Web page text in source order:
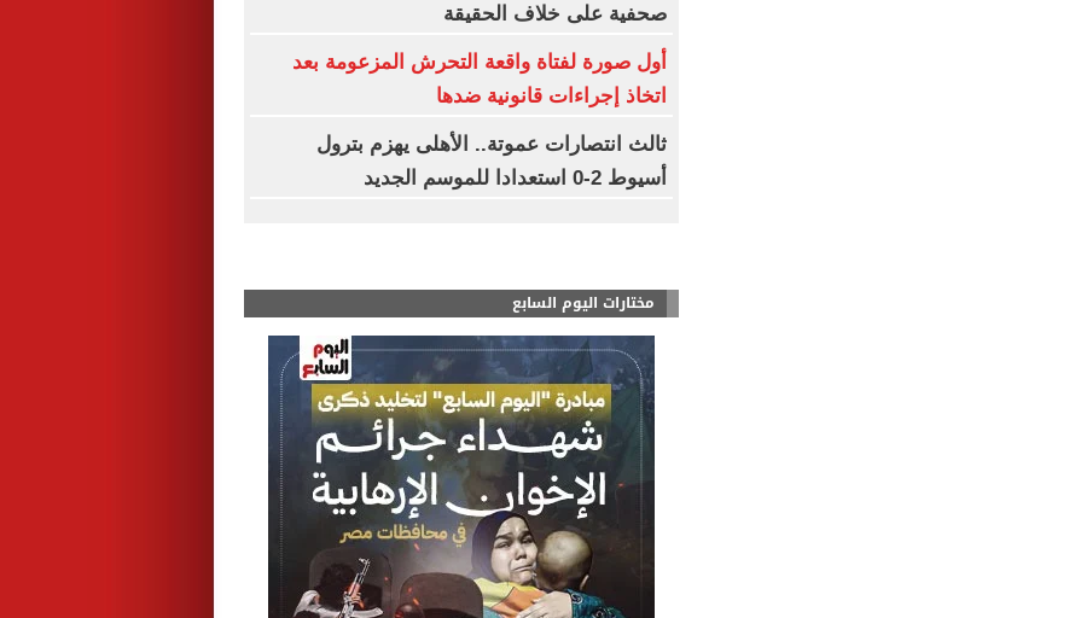
صحفية على خلاف الحقيقة
أول صورة لفتاة واقعة التحرش المزعومة بعد
اتخاذ إجراءات قانونية ضدها
ثالث انتصارات عموتة.. الأهلى يهزم بترول
أسيوط 2-0 استعدادا للموسم الجديد
مختارات اليوم السابع